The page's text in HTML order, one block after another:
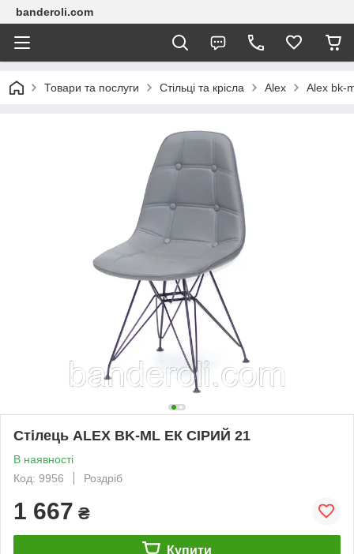
banderoli.com
Товари та послуги Стільці та крісла Alex Alex bk-
Стілець ALEX BK-ML ЕК СІРИЙ 21
В наявності
Код: 9956
Роздріб
1 667 ₴
Купити